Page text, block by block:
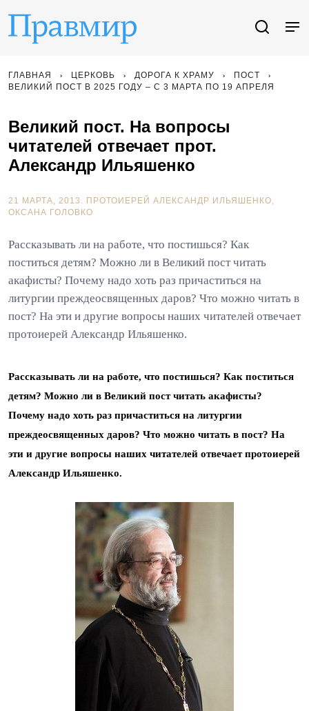
ГЛАВНАЯ ЦЕРКОВЬ ДОРОГА К ХРАМУ
ПОСТ
ВЕЛИКИЙ ПОСТ В 2025 ГОДУ – С 3 МАРТА ПО 19 АПРЕЛЯ
Великий пост. На вопросы
читателей отвечает прот.
Александр Ильяшенко
21 МАРТА, 2013. ПРОТОИЕРЕЙ АЛЕКСАНДР ИЛЬЯШЕНКО
ОКСАНА ГОЛОВКО
Рассказывать ли на работе, что постишься? Как
поститься детям? Можно ли в Великий пост читать
акафисты? Почему надо хоть раз причаститься на
литургии преждеосвященных даров? Что можно читать в
пост? На эти и другие вопросы наших читателей отвечает
протоиерей Александр Ильяшенко.
Рассказывать ли на работе, что постишься? Как поститься
детям? Можно ли в Великий пост читать акафисты?
Почему надо хоть раз причаститься на литургии
преждеосвященных даров? Что можно читать в пост? На
эти и другие вопросы наших читателей отвечает протоиерей
Александр Ильяшенко.